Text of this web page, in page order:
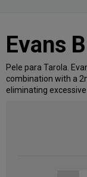
Evans
Pele para Tarola.
combination with a
eliminating